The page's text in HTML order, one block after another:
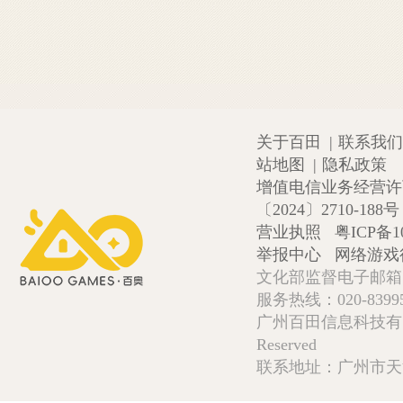
关于百田 | 联系我们
站地图
| 隐私政策
增值电信业务经营
〔2024〕2710-188号
营业执照
粤ICP备
举报中心
网络游
文化部监督电子邮
服务热线：020-
广州百田信息科技
Reserved
联系地址：广州市